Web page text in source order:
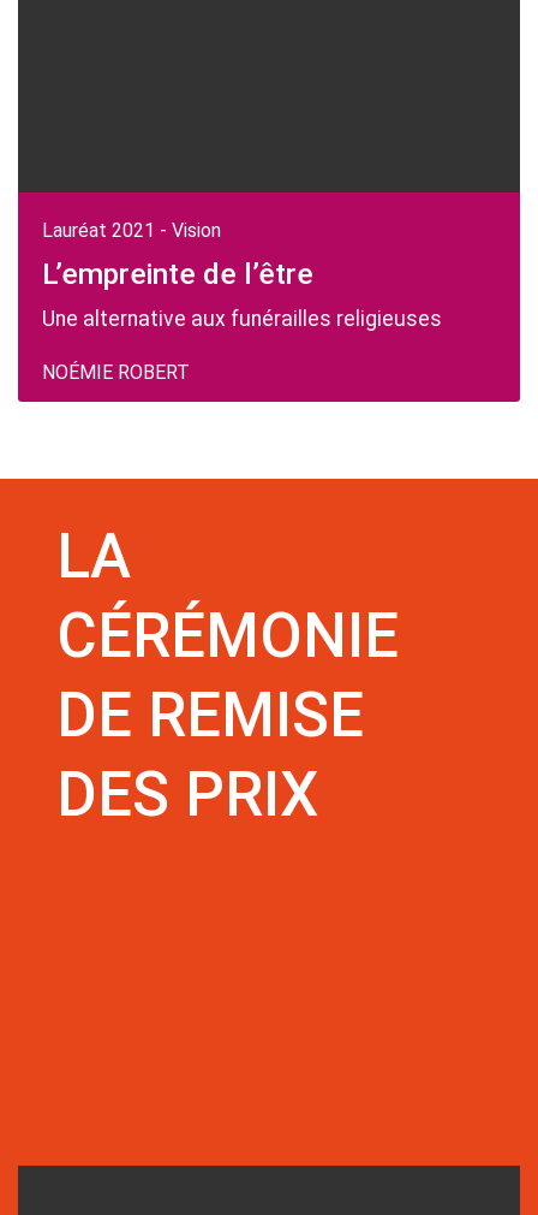
Lauréat 2021 - Vision
L’empreinte de l’être
Une alternative aux funérailles religieuses
NOÉMIE ROBERT
LA
CÉRÉMONIE
DE REMISE
DES PRIX